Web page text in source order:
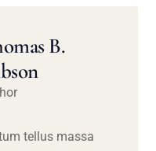
B.
tellus massa